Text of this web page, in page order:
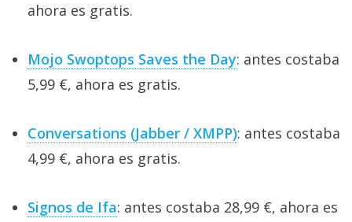
ahora es gratis.
Mojo Swoptops Saves the Day: antes costaba
5,99 €, ahora es gratis.
Conversations (Jabber / XMPP): antes costaba
4,99 €, ahora es gratis.
Signos de Ifa: antes costaba 28,99 €, ahora es